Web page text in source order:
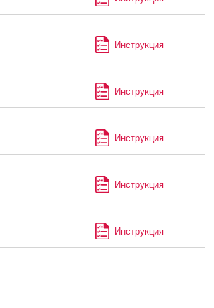
Инструкция
Инструкция
Инструкция
Инструкция
Инструкция